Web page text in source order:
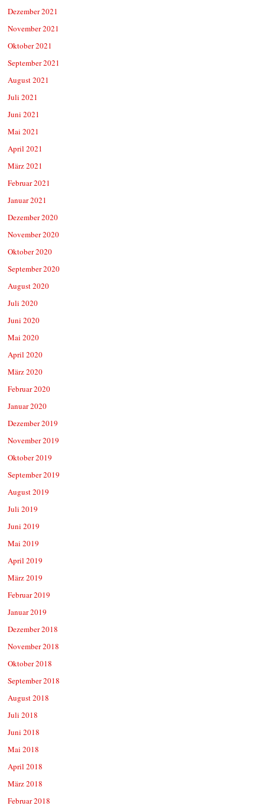
Dezember 2021
November 2021
Oktober 2021
September 2021
August 2021
Juli 2021
Juni 2021
Mai 2021
April 2021
März 2021
Februar 2021
Januar 2021
Dezember 2020
November 2020
Oktober 2020
September 2020
August 2020
Juli 2020
Juni 2020
Mai 2020
April 2020
März 2020
Februar 2020
Januar 2020
Dezember 2019
November 2019
Oktober 2019
September 2019
August 2019
Juli 2019
Juni 2019
Mai 2019
April 2019
März 2019
Februar 2019
Januar 2019
Dezember 2018
November 2018
Oktober 2018
September 2018
August 2018
Juli 2018
Juni 2018
Mai 2018
April 2018
März 2018
Februar 2018